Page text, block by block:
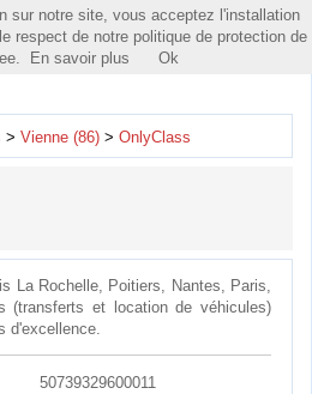
Toggle
> Vienne (86) > OnlyClass
La Rochelle, Poitiers, Nantes, Paris,
(transferts et location de véhicules)
d'excellence.
50739329600011
sur notre site, vous acceptez l'installation
respect de notre politique de protection de
En savoir plus Ok